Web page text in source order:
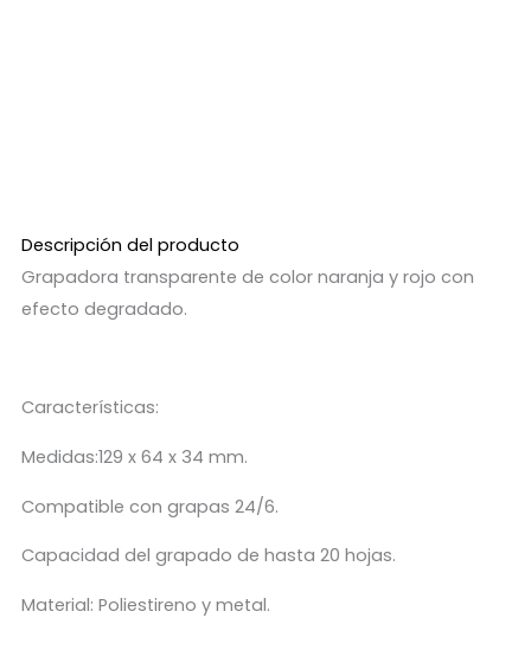
Descripción del producto
Grapadora transparente de color naranja y rojo con
efecto degradado.
Características:
Medidas:129 x 64 x 34 mm.
Compatible con grapas 24/6.
Capacidad del grapado de hasta 20 hojas.
Material: Poliestireno y metal.